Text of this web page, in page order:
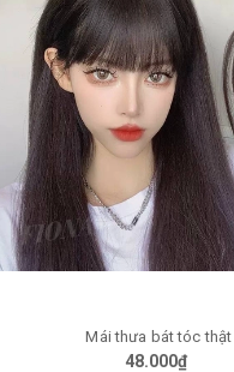
TÙY CHỌN
Mái thưa bát tóc thật
48.000₫